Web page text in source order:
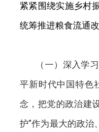
紧紧围绕实施乡村
统筹推进粮食流通
（一）深入学
平新时代中国特色
念， 把党的政治建
护”作为最大的政治